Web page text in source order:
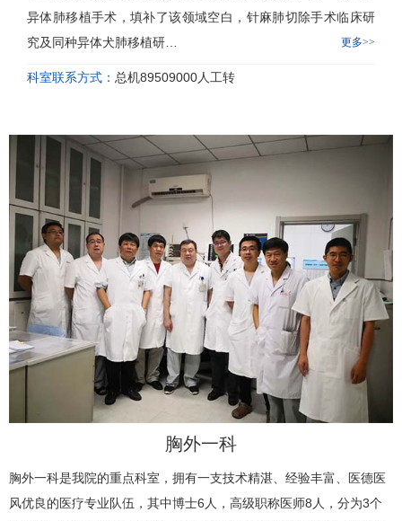
异体肺移植手术，填补了该领域空白，针麻肺切除手术临床研
究及同种异体犬肺移植研…
更多>>
科室联系方式： 总机89509000人工转
胸外一科
胸外一科是我院的重点科室，拥有一支技术精湛、经验丰富、医德医
风优良的医疗专业队伍，其中博士6人，高级职称医师8人，分为3个